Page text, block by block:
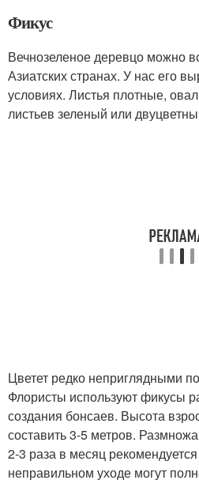
Фикус
Вечнозеленое деревцо можно
Азиатских странах. У нас его
условиях. Листья плотные,
листьев зеленый или
Цветет редко неприглядными
Флористы используют фикусы
создания бонсаев. Высота
составить 3-5 метров.
2-3 раза в месяц
неправильном уходе могут